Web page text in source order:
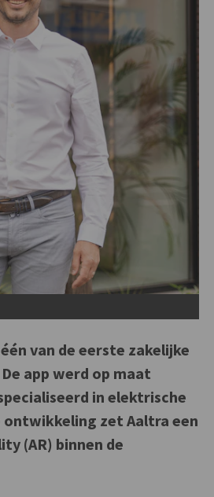
van de eerste zakelijke
app werd op maat
in elektrische
zet Aaltra een
(AR) binnen de